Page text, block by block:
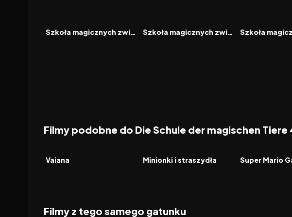
FILM Szkoła magicznych zwierząt FILM Szkoła magicznych zwierząt. Tajemnica szkolnego podwórka FILM
Filmy podobne do Die Schule der magischen Tiere
FILM
Vaiana FILM
Minionki i straszydła FILM
Super Mario
Filmy z tego samego gatunku